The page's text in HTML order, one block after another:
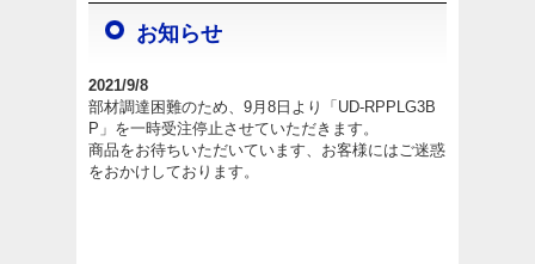
お知らせ
2021/9/8
部材調達困難のため、9月8日より「UD-RPPLG3B
P」を一時受注停止させていただきます。
商品をお待ちいただいています、お客様にはご迷惑
をおかけしております。